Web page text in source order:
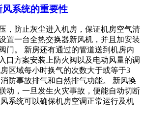
系统的重要性
，防止灰尘进入机房，保证机房空气清
置一台全热交换器新风机，并且加安装
门。 新房还有通过的管道送到机房内
口方案安装上防火阀以及电动风量的调
区域每小时换气的次数大于或等于3
防事故排气和自然排气功能。 新风换
动，一旦发生火灾事故，便能自动切断
系统可以确保机房空调正常运行及机